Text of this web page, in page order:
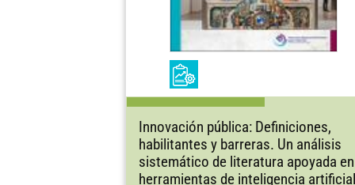
Innovación pública: Definiciones,
habilitantes y barreras. Un análisis
sistemático de literatura apoyada en
herramientas de inteligencia artificial